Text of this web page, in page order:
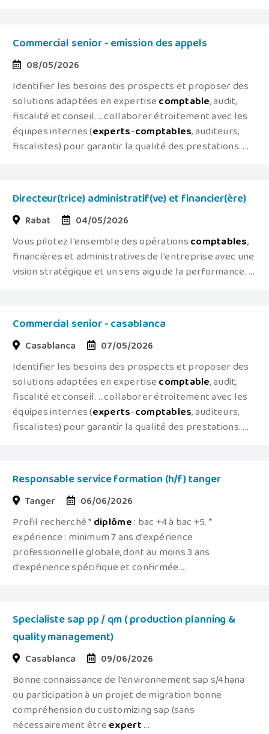
Commercial senior - emission des appels
08/05/2026
Identifier les besoins des prospects et proposer des
solutions adaptées en expertisecomptable, audit,
fiscalité et conseil. ...collaborer étroitement avec les
équipes internes (experts-comptables, auditeurs,
fiscalistes) pour garantir la qualité des prestations. ...
Directeur(trice) administratif(ve) et financier(ère)
Rabat 04/05/2026
Vous pilotez l'ensemble des opérationscomptables,
financières et administratives de l'entreprise avec une
vision stratégique et un sens aigu de la performance. ...
Commercial senior - casablanca
Casablanca 07/05/2026
Identifier les besoins des prospects et proposer des
solutions adaptées en expertisecomptable, audit,
fiscalité et conseil. ...collaborer étroitement avec les
équipes internes (experts-comptables, auditeurs,
fiscalistes) pour garantir la qualité des prestations. ...
Responsable service formation (h/f) tanger
Tanger 06/06/2026
Profil recherché *diplôme: bac +4 à bac +5. *
expérience : minimum 7 ans d'expérience
professionnelle globale, dont au moins 3 ans
d'expérience spécifique et confirmée ...
Specialiste sap pp / qm ( production planning &
quality management)
Casablanca 09/06/2026
Bonne connaissance de l'environnement sap s/4hana
ou participation à un projet de migration bonne
compréhension du customizing sap (sans
nécessairement êtreexpert...